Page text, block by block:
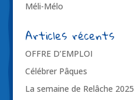
Méli-Mélo
Articles récents
OFFRE D’EMPLOI
Célébrer Pâques
La semaine de Relâche 2025